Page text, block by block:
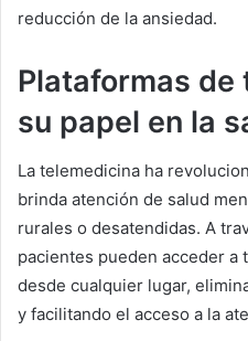
reducción de la ansiedad.
Plataformas
su papel en la
La telemedicina ha
brinda atención de salud
rurales o desatendidas. A
pacientes pueden acceder a
desde cualquier lugar,
y facilitando el acceso a la